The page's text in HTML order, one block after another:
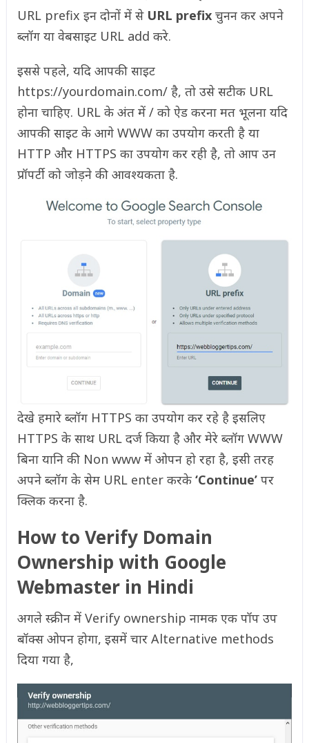
URL prefix इन दोनों में से URL prefixचुनन कर अपने
ब्लॉग या वेबसाइट URL add करे.
इससे पहले, यदि आपकी साइट
https://yourdomain.com/ है, तो उसे सटीक URL
होना चाहिए. URL के अंत में / को ऐड करना मत भूलना यदि
आपकी साइट के आगे WWW का उपयोग करती है या
HTTP और HTTPS का उपयोग कर रही है, तो आप उन
प्रॉपर्टी को जोड़ने की आवश्यकता है.
देखे हमारे ब्लॉग HTTPS का उपयोग कर रहे है इसलिए
HTTPS के साथ URL दर्ज किया है और मेरे ब्लॉग WWW
बिना यानि की Non www में ओपन हो रहा है, इसी तरह
अपने ब्लॉग के सेम URL enter करके ‘Continue’पर
क्लिक करना है.
How to Verify Domain
Ownership with Google
Webmaster in Hindi
अगले स्क्रीन में Verify ownership नामक एक पॉप उप
बॉक्स ओपन होगा, इसमें चार Alternative methods
दिया गया है,